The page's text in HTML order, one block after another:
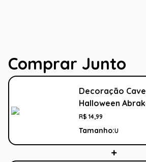
Comprar Junto
Decoração
Halloween
R$ 14,99
Tamanho:U